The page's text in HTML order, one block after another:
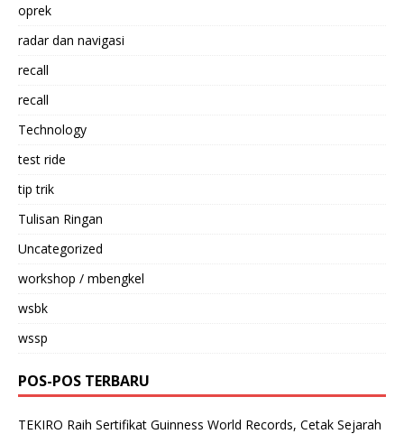
oprek
radar dan navigasi
recall
recall
Technology
test ride
tip trik
Tulisan Ringan
Uncategorized
workshop / mbengkel
wsbk
wssp
POS-POS TERBARU
TEKIRO Raih Sertifikat Guinness World Records, Cetak Sejarah